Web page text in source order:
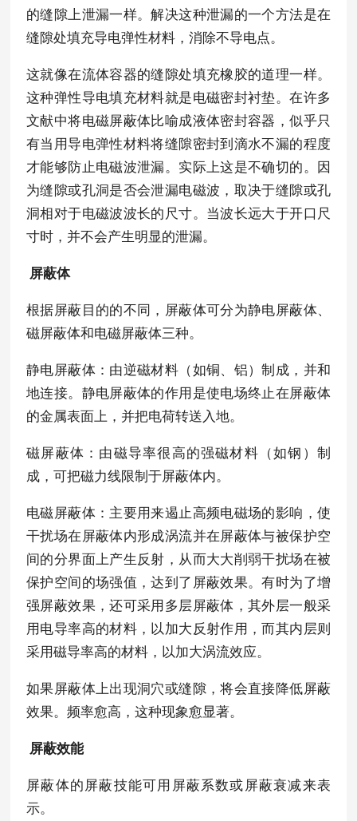
的缝隙上泄漏一样。解决这种泄漏的一个方法是在
缝隙处填充导电弹性材料，消除不导电点。
这就像在流体容器的缝隙处填充橡胶的道理一样。
这种弹性导电填充材料就是电磁密封衬垫。在许多
文献中将电磁屏蔽体比喻成液体密封容器，似乎只
有当用导电弹性材料将缝隙密封到滴水不漏的程度
才能够防止电磁波泄漏。实际上这是不确切的。因
为缝隙或孔洞是否会泄漏电磁波，取决于缝隙或孔
洞相对于电磁波波长的尺寸。当波长远大于开口尺
寸时，并不会产生明显的泄漏。
屏蔽体
根据屏蔽目的的不同，屏蔽体可分为静电屏蔽体、
磁屏蔽体和电磁屏蔽体三种。
静电屏蔽体：由逆磁材料（如铜、铝）制成，并和
地连接。静电屏蔽体的作用是使电场终止在屏蔽体
的金属表面上，并把电荷转送入地。
磁屏蔽体：由磁导率很高的强磁材料（如钢）制
成，可把磁力线限制于屏蔽体内。
电磁屏蔽体：主要用来遏止高频电磁场的影响，使
干扰场在屏蔽体内形成涡流并在屏蔽体与被保护空
间的分界面上产生反射，从而大大削弱干扰场在被
保护空间的场强值，达到了屏蔽效果。有时为了增
强屏蔽效果，还可采用多层屏蔽体，其外层一般采
用电导率高的材料，以加大反射作用，而其内层则
采用磁导率高的材料，以加大涡流效应。
如果屏蔽体上出现洞穴或缝隙，将会直接降低屏蔽
效果。频率愈高，这种现象愈显著。
屏蔽效能
屏蔽体的屏蔽技能可用屏蔽系数或屏蔽衰减来表
示。